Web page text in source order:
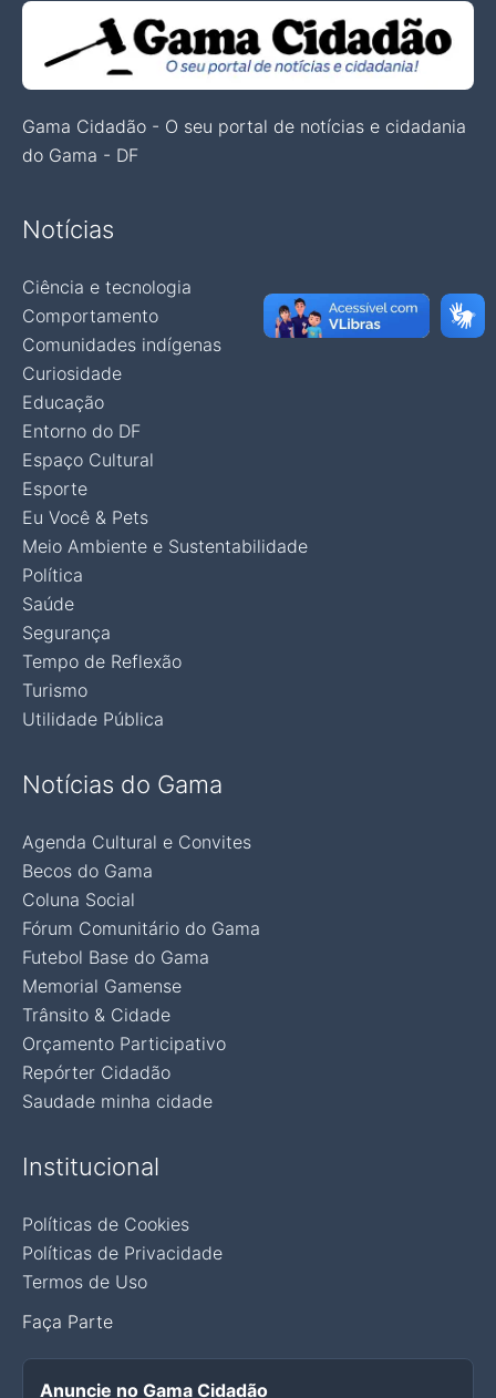
Gama Cidadão - O seu portal de notícias e cidadania
do Gama - DF
Notícias
Ciência e tecnologia
Comportamento
Comunidades indígenas
Curiosidade
Educação
Entorno do DF
Espaço Cultural
Esporte
Eu Você & Pets
Meio Ambiente e Sustentabilidade
Política
Saúde
Segurança
Tempo de Reflexão
Turismo
Utilidade Pública
Notícias do Gama
Agenda Cultural e Convites
Becos do Gama
Coluna Social
Fórum Comunitário do Gama
Futebol Base do Gama
Memorial Gamense
Trânsito & Cidade
Orçamento Participativo
Repórter Cidadão
Saudade minha cidade
Institucional
Políticas de Cookies
Políticas de Privacidade
Termos de Uso
Faça Parte
Anuncie no Gama Cidadão